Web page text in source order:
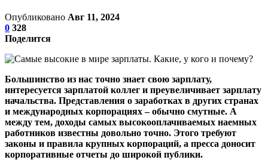
Опубликовано Авг 11, 2024
0 328
Поделится
Большинство из нас точно знает свою зарплату,
интересуется зарплатой коллег и преувеличивает зарплату
начальства. Представления о заработках в других странах
и международных корпорациях – обычно смутные. А
между тем, доходы самых высокооплачиваемых наемных
работников известны довольно точно. Этого требуют
законы и правила крупных корпораций, а пресса доносит
корпоративные отчеты до широкой публики.